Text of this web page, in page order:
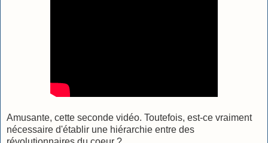
Amusante, cette seconde vidéo. Toutefois, est-ce vraiment
nécessaire d'établir une hiérarchie entre des